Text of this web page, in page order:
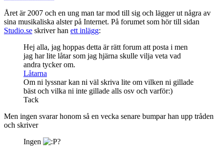
Året är 2007 och en ung man tar mod till sig och lägger ut några av
sina musikaliska alster på Internet. På forumet som hör till sidan
Studio.se skriver han ett inlägg:
Hej alla, jag hoppas detta är rätt forum att posta i men
jag har lite låtar som jag hjärna skulle vilja veta vad
andra tycker om.
Låtarna
Om ni lyssnar kan ni väl skriva lite om vilken ni gillade
bäst och vilka ni inte gillade alls osv och varför:)
Tack
Men ingen svarar honom så en vecka senare bumpar han upp tråden
och skriver
Ingen
?